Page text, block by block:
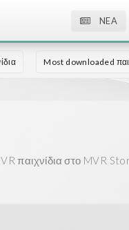
NEA
Most downloaded
παιχνίδια στο MVR